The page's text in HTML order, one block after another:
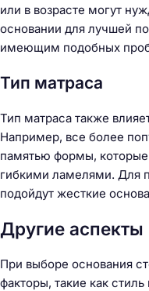
или в возрасте могут
основании для лучшей
имеющим подобных
Тип матраса
Тип матраса также
Например, все более
памятью формы,
гибкими ламелями. Для
подойдут жесткие
Другие
При выборе основания
факторы, такие как